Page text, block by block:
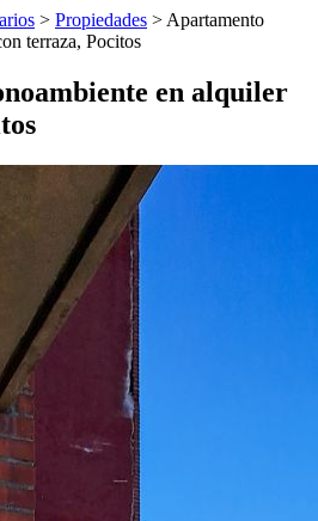
> Propiedades > Apartamento
terraza, Pocitos
en alquiler